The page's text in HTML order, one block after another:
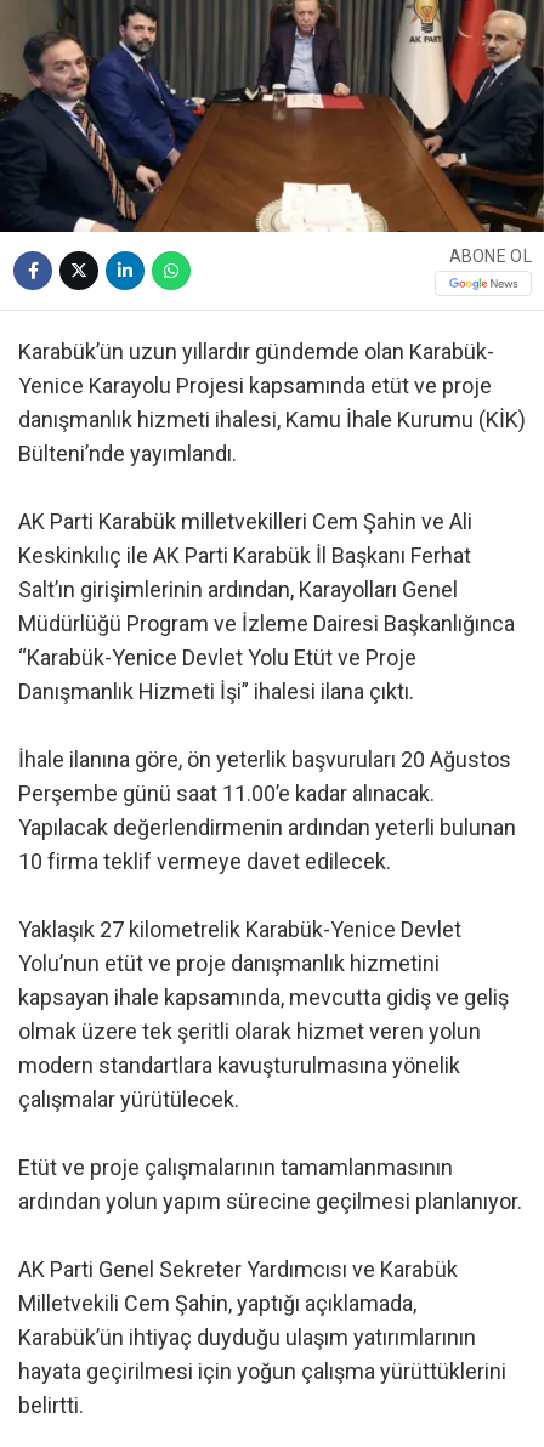
ABONE OL
Karabük’ün uzun yıllardır gündemde olan Karabük-
Yenice Karayolu Projesi kapsamında etüt ve proje
danışmanlık hizmeti ihalesi, Kamu İhale Kurumu (KİK)
Bülteni’nde yayımlandı.
AK Parti Karabük milletvekilleri Cem Şahin ve Ali
Keskinkılıç ile AK Parti Karabük İl Başkanı Ferhat
Salt’ın girişimlerinin ardından, Karayolları Genel
Müdürlüğü Program ve İzleme Dairesi Başkanlığınca
“Karabük-Yenice Devlet Yolu Etüt ve Proje
Danışmanlık Hizmeti İşi” ihalesi ilana çıktı.
İhale ilanına göre, ön yeterlik başvuruları 20 Ağustos
Perşembe günü saat 11.00’e kadar alınacak.
Yapılacak değerlendirmenin ardından yeterli bulunan
10 firma teklif vermeye davet edilecek.
Yaklaşık 27 kilometrelik Karabük-Yenice Devlet
Yolu’nun etüt ve proje danışmanlık hizmetini
kapsayan ihale kapsamında, mevcutta gidiş ve geliş
olmak üzere tek şeritli olarak hizmet veren yolun
modern standartlara kavuşturulmasına yönelik
çalışmalar yürütülecek.
Etüt ve proje çalışmalarının tamamlanmasının
ardından yolun yapım sürecine geçilmesi planlanıyor.
AK Parti Genel Sekreter Yardımcısı ve Karabük
Milletvekili Cem Şahin, yaptığı açıklamada,
Karabük’ün ihtiyaç duyduğu ulaşım yatırımlarının
hayata geçirilmesi için yoğun çalışma yürüttüklerini
belirtti.